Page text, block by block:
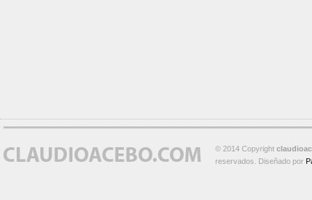
© 2014 Copyright
reservados. Diseñado por